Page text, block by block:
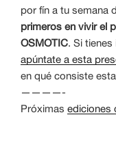
por fín a tu semana
primeros en vivir el
OSMOTIC. Si
apúntate a esta
en qué consiste
————-
Próximas ediciones